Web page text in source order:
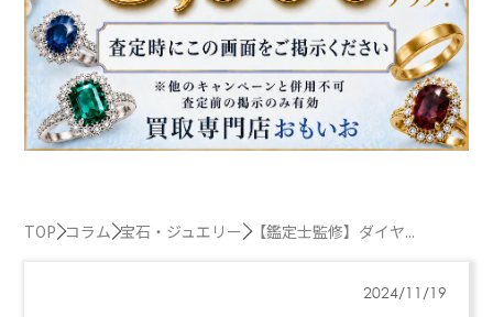
TOP コラム 宝石・ジュエリー 【鑑定士監修】ダイヤ...
2024/11/19